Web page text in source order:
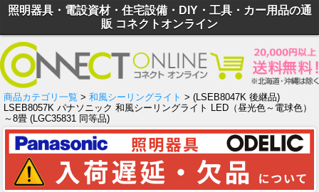
照明器具・電設資材・住宅設備・DIY・工具・カー用品の通
販 コネクトオンライン
商品カテゴリ一覧 > 和風シーリングライト > (LSEB8047K 後継品)
LSEB8057K パナソニック 和風シーリングライト LED（昼光色～電球色）
～8畳 (LGC35831 同等品)